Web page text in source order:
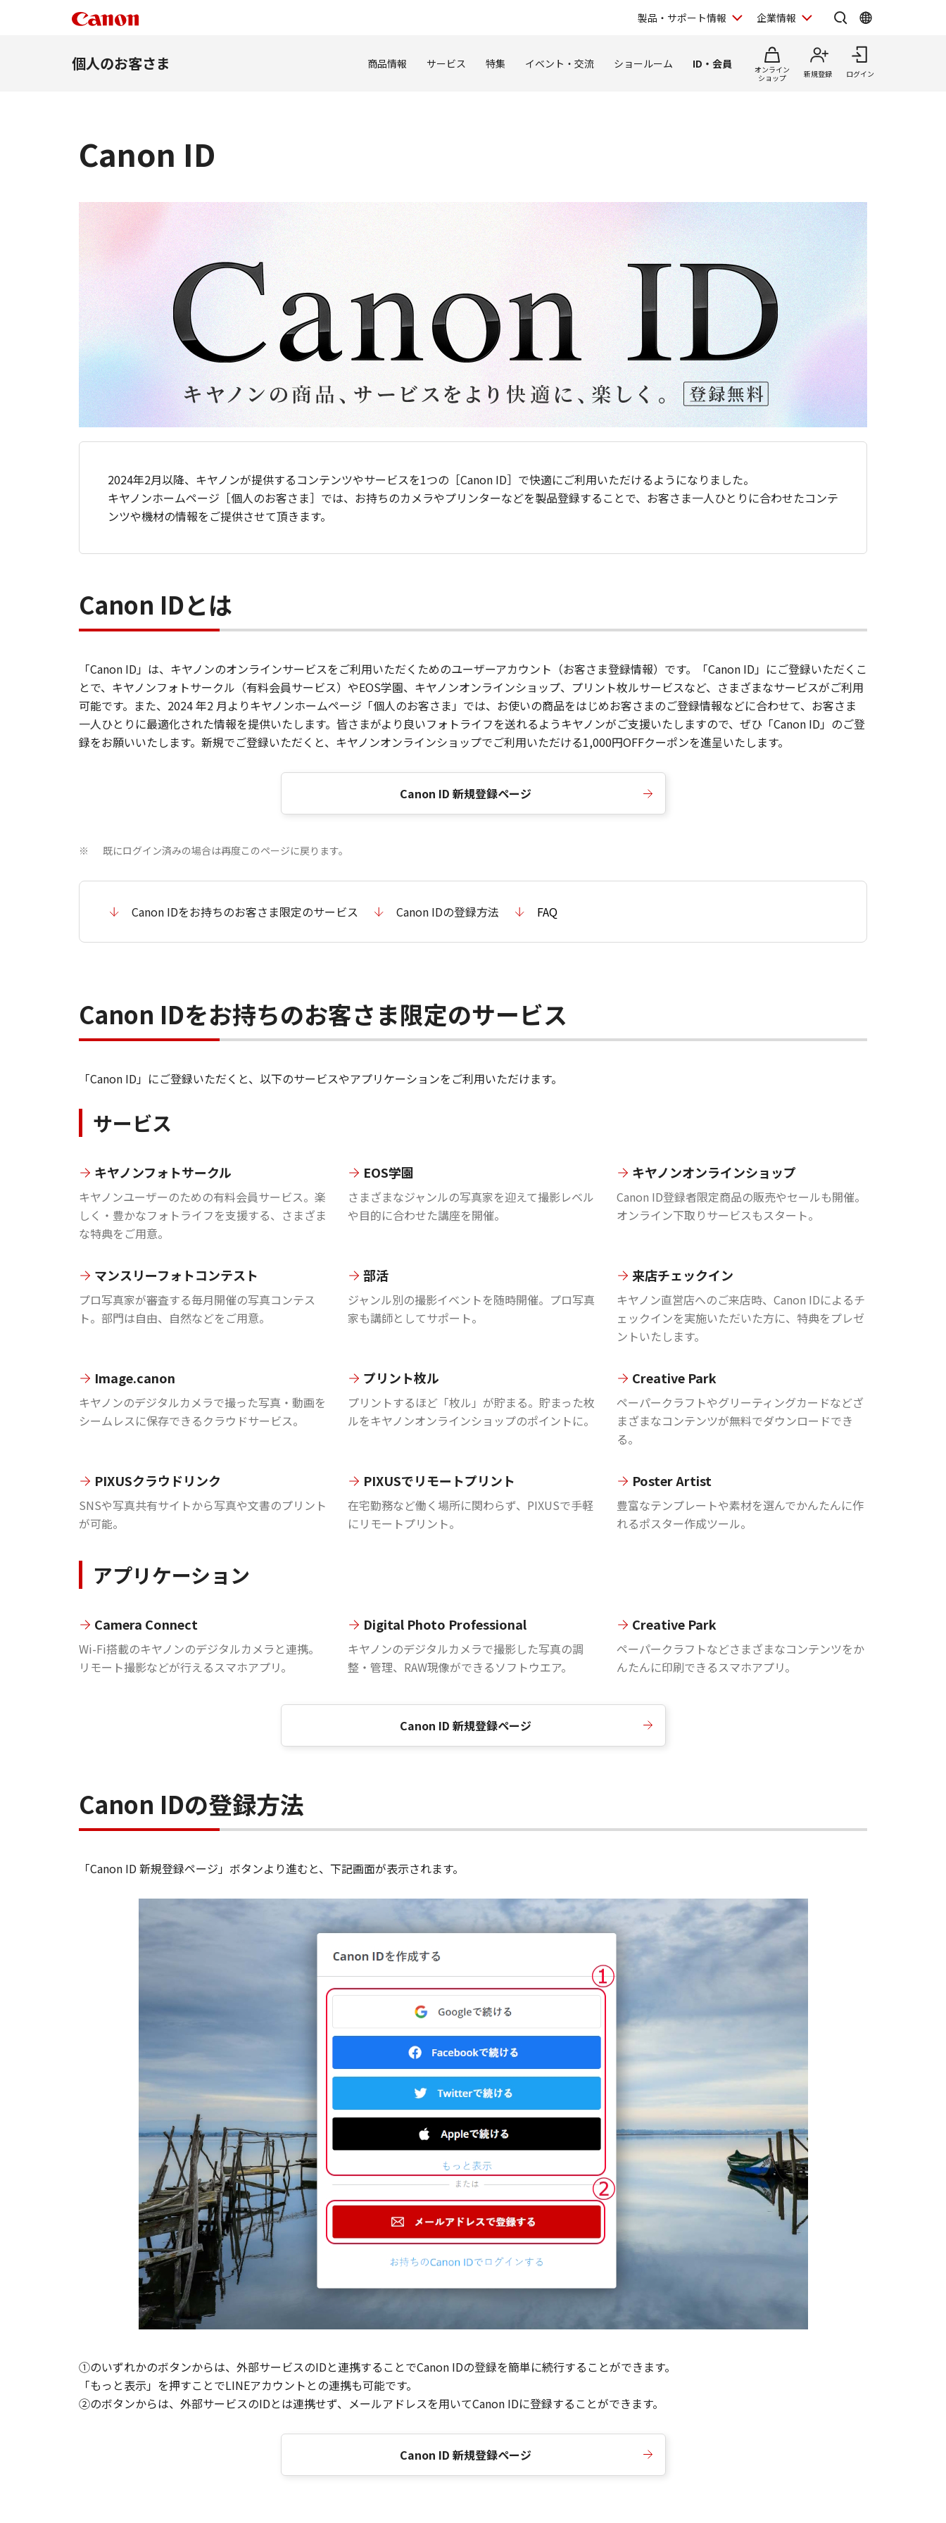
製品・サポート情報 企業情報
個人のお客さま 商品情報 サービス 特集 イベント・交流 ショールーム ID・会員
オンライン
ショップ
新規登録 ログイン
Canon ID
2024年2月以降、キヤノンが提供するコンテンツやサービスを1つの［Canon ID］で快適にご利用いただけるようになりました。
キヤノンホームページ［個人のお客さま］では、お持ちのカメラやプリンターなどを製品登録することで、お客さま一人ひとりに合わせたコンテ
ンツや機材の情報をご提供させて頂きます。
Canon IDとは
「Canon ID」は、キヤノンのオンラインサービスをご利用いただくためのユーザーアカウント（お客さま登録情報）です。「Canon ID」にご登録いただくこ
とで、キヤノンフォトサークル（有料会員サービス）やEOS学園、キヤノンオンラインショップ、プリント枚ルサービスなど、さまざまなサービスがご利用
可能です。また、2024 年2 月よりキヤノンホームページ「個人のお客さま」では、お使いの商品をはじめお客さまのご登録情報などに合わせて、お客さま
一人ひとりに最適化された情報を提供いたします。皆さまがより良いフォトライフを送れるようキヤノンがご支援いたしますので、ぜひ「Canon ID」のご登
録をお願いいたします。新規でご登録いただくと、キヤノンオンラインショップでご利用いただける1,000円OFFクーポンを進呈いたします。
Canon ID 新規登録ページ
※ 既にログイン済みの場合は再度このページに戻ります。
Canon IDをお持ちのお客さま限定のサービス Canon IDの登録方法 FAQ
Canon IDをお持ちのお客さま限定のサービス
「Canon ID」にご登録いただくと、以下のサービスやアプリケーションをご利用いただけます。
サービス
キヤノンフォトサークル
キヤノンユーザーのための有料会員サービス。楽
しく・豊かなフォトライフを支援する、さまざま
な特典をご用意。
EOS学園
さまざまなジャンルの写真家を迎えて撮影レベル
や目的に合わせた講座を開催。
キヤノンオンラインショップ
Canon ID登録者限定商品の販売やセールも開催。
オンライン下取りサービスもスタート。
マンスリーフォトコンテスト
プロ写真家が審査する毎月開催の写真コンテス
ト。部門は自由、自然などをご用意。
部活
ジャンル別の撮影イベントを随時開催。プロ写真
家も講師としてサポート。
来店チェックイン
キヤノン直営店へのご来店時、Canon IDによるチ
ェックインを実施いただいた方に、特典をプレゼ
ントいたします。
Image.canon
キヤノンのデジタルカメラで撮った写真・動画を
シームレスに保存できるクラウドサービス。
プリント枚ル
プリントするほど「枚ル」が貯まる。貯まった枚
ルをキヤノンオンラインショップのポイントに。
Creative Park
ペーパークラフトやグリーティングカードなどざ
まざまなコンテンツが無料でダウンロードでき
る。
PIXUSクラウドリンク
SNSや写真共有サイトから写真や文書のプリント
が可能。
PIXUSでリモートプリント
在宅勤務など働く場所に関わらず、PIXUSで手軽
にリモートプリント。
Poster Artist
豊富なテンプレートや素材を選んでかんたんに作
れるポスター作成ツール。
アプリケーション
Camera Connect
Wi-Fi搭載のキヤノンのデジタルカメラと連携。
リモート撮影などが行えるスマホアプリ。
Digital Photo Professional
キヤノンのデジタルカメラで撮影した写真の調
整・管理、RAW現像ができるソフトウエア。
Creative Park
ペーパークラフトなどさまざまなコンテンツをか
んたんに印刷できるスマホアプリ。
Canon ID 新規登録ページ
Canon IDの登録方法
「Canon ID 新規登録ページ」ボタンより進むと、下記画面が表示されます。
①のいずれかのボタンからは、外部サービスのIDと連携することでCanon IDの登録を簡単に続行することができます。
「もっと表示」を押すことでLINEアカウントとの連携も可能です。
②のボタンからは、外部サービスのIDとは連携せず、メールアドレスを用いてCanon IDに登録することができます。
Canon ID 新規登録ページ